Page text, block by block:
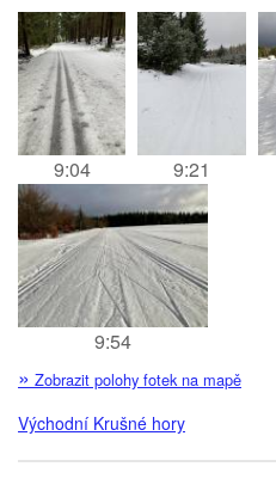
9:04 9:21
9:54
» Zobrazit polohy fotek na mapě
Východní Krušné hory